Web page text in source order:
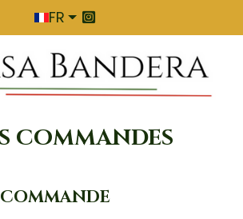
SÉLECTIONNEZ VOTRE LANGUE
FR
COMMANDES